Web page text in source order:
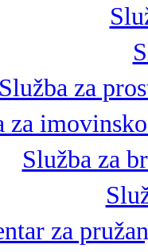
Služba za
za
Služba za
za